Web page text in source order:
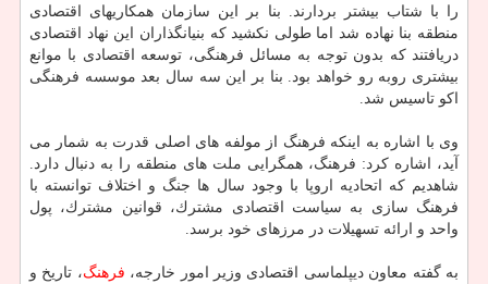
را با شتاب بیشتر بردارند. بنا بر این سازمان همكاریهای اقتصادی
منطقه بنا نهاده شد اما طولی نكشید كه بنیانگذاران این نهاد اقتصادی
دریافتند كه بدون توجه به مسائل فرهنگی، توسعه اقتصادی با موانع
بیشتری روبه رو خواهد بود. بنا بر این سه سال بعد موسسه فرهنگی
اكو تاسیس شد.
وی با اشاره به اینكه فرهنگ از مولفه های اصلی قدرت به شمار می
آید، اشاره كرد: فرهنگ، همگرایی ملت های منطقه را به دنبال دارد.
شاهدیم كه اتحادیه اروپا با وجود سال ها جنگ و اختلاف توانسته با
فرهنگ سازی به سیاست اقتصادی مشترك، قوانین مشترك، پول
واحد و ارائه تسهیلات در مرزهای خود برسد.
به گفته معاون دیپلماسی اقتصادی وزیر امور خارجه، فرهنگ، تاریخ و